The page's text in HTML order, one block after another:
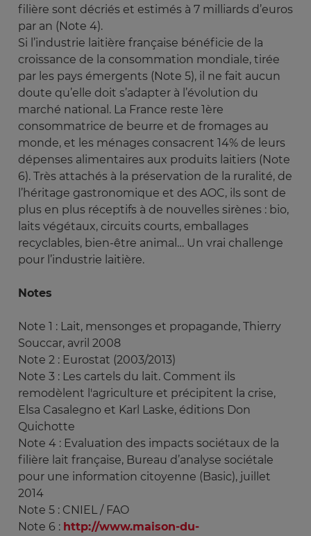
filière sont décriés et estimés à 7 milliards d’euros
par an (Note 4).
Si l’industrie laitière française bénéficie de la
croissance de la consommation mondiale, tirée
par les pays émergents (Note 5), il ne fait aucun
doute qu’elle doit s’adapter à l’évolution du
marché national. La France reste 1ère
consommatrice de beurre et de fromages au
monde, et les ménages consacrent 14% de leurs
dépenses alimentaires aux produits laitiers (Note
6). Très attachés à la préservation de la ruralité, de
l’héritage gastronomique et des AOC, ils sont de
plus en plus réceptifs à de nouvelles sirènes : bio,
laits végétaux, circuits courts, emballages
recyclables, bien-être animal… Un vrai challenge
pour l’industrie laitière.
Notes
Note 1 : Lait, mensonges et propagande, Thierry
Souccar, avril 2008
Note 2 : Eurostat (2003/2013)
Note 3 : Les cartels du lait. Comment ils
remodèlent l'agriculture et précipitent la crise,
Elsa Casalegno et Karl Laske, éditions Don
Quichotte
Note 4 : Evaluation des impacts sociétaux de la
filière lait française, Bureau d’analyse sociétale
pour une information citoyenne (Basic), juillet
2014
Note 5 : CNIEL / FAO
Note 6 : http://www.maison-du-